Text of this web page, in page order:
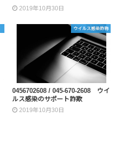
2019年10月30日
ウイルス感染詐称
0456702608 / 045-670-2608 ウイ
ルス感染のサポート詐欺
2019年10月30日